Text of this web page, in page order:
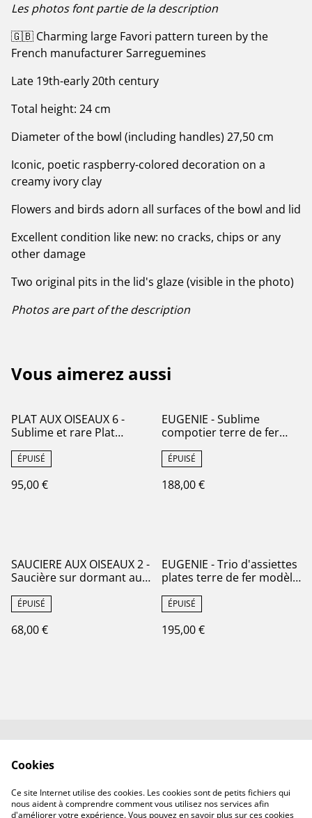
Les photos font partie de la description
🇬🇧 Charming large Favori pattern tureen by the
French manufacturer Sarreguemines
Late 19th-early 20th century
Total height: 24 cm
Diameter of the bowl (including handles) 27,50 cm
Iconic, poetic raspberry-colored decoration on a
creamy ivory clay
Flowers and birds adorn all surfaces of the bowl and lid
Excellent condition like new: no cracks, chips or any
other damage
Two original pits in the lid's glaze (visible in the photo)
Photos are part of the description
Vous aimerez aussi
PLAT AUX OISEAUX 6 -
Sublime et rare Plat
par la manufacture
française de Gien - Terre
de Fer
ÉPUISÉ
95,00 €
EUGENIE - Sublime
compotier terre de fer
l'Impératrice Eugénie de la
Manufacture française
Royale de Lunéville
ÉPUISÉ
188,00 €
SAUCIERE AUX OISEAUX 2 -
Saucière sur dormant aux
manufacture de Gien -
Terre de Fer
ÉPUISÉ
68,00 €
EUGENIE - Trio d'assiettes
plates terre de fer modèle
Eugénie Manufacture
française Royale de
Lunéville
ÉPUISÉ
195,00 €
Contactez-nous✉️
Politique de
confidentialité
Politique de cookies
Cookies
Ce site Internet utilise des cookies. Les cookies sont de petits fichiers qui
nous aident à comprendre comment vous utilisez nos services afin
d'améliorer votre expérience. Vous pouvez en savoir plus sur ces cookies